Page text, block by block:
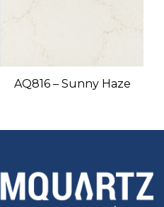
AQ816 – Sunny Haze